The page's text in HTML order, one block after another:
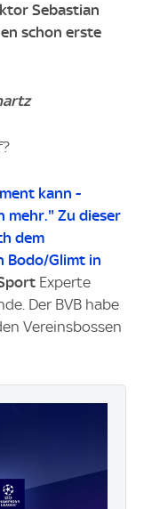
Sebastian
schon erste
kann -
mehr." Zu dieser
dem
Bodo/Glimt in
Experte
Der BVB habe
Vereinsbossen